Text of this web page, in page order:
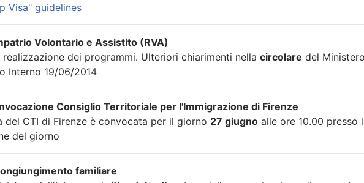
Visa" guidelines
Volontario e Assistito (RVA)
realizzazione dei programmi. Ulteriori chiarimenti nella circolare del
Interno 19/06/2014
Consiglio Territoriale per l'Immigrazione di Firenze
del CTI di Firenze è convocata per il giorno 27 giugno alle ore 10.00 presso
del giorno
familiare